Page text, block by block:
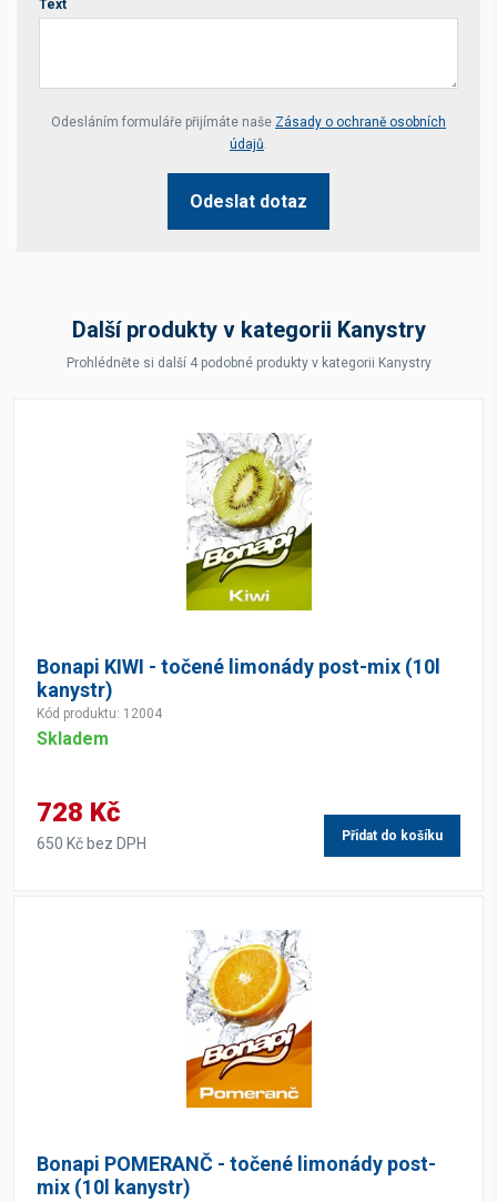
Text
Your website *
Odesláním formuláře přijímáte naše Zásady o ochraně osobních
údajů.
Odeslat dotaz
Další produkty v kategorii Kanystry
Prohlédněte si další 4 podobné produkty v kategorii Kanystry
Bonapi KIWI - točené limonády post-mix (10l
kanystr)
Kód produktu: 12004
Skladem
728 Kč
650 Kč bez DPH Přidat do košíku
Bonapi POMERANČ - točené limonády post-
mix (10l kanystr)